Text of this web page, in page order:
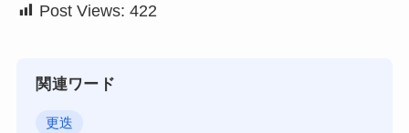
Post Views: 422
関連ワード
更迭